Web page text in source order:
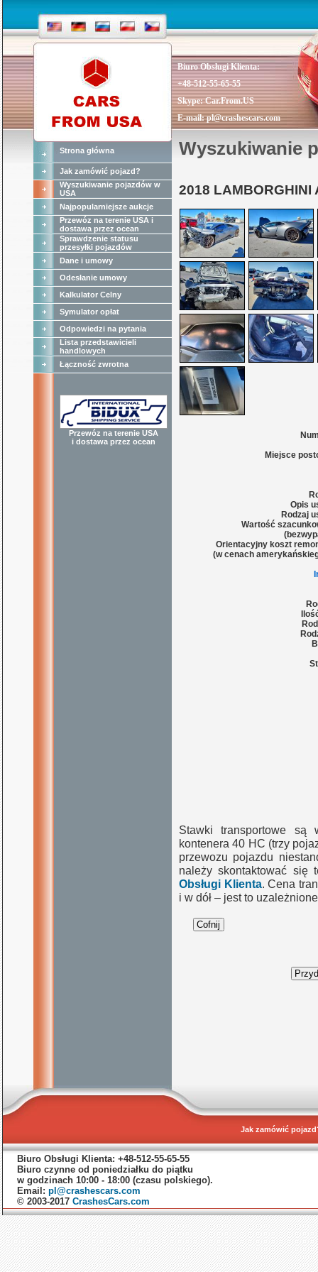
Biuro Obsługi Klienta:
+48-512-55-65-55
Skype:Car.From.US
E-mail:pl@crashescars.com
Strona główna
Jak zamówić pojazd?
Wyszukiwanie pojazdów w
USA
Najpopularniejsze aukcje
Przewóz na terenie USA i
dostawa przez ocean
Sprawdzenie statusu
przesyłki pojazdów
Dane i umowy
Odesłanie umowy
Kalkulator Celny
Symulator opłat
Odpowiedzi na pytania
Lista przedstawicieli
handlowych
Łączność zwrotna
Przewóz na terenie USA
i dostawa przez ocean
Wyszukiwanie
2018 LAMBORGHINI
Miejsce
Opis
Rodzaj
Wartość
Orientacyjny koszt
(w cenach
Stawki transportowe są
kontenera 40 HC (trzy
przewozu pojazdu
należy skontaktować
Obsługi Klienta. Cena
i w dół – jest to
Jak zamówić
Biuro Obsługi Klienta: +48-512-55-65-55
Biuro czynne od poniedziałku do piątku
w godzinach 10:00 - 18:00 (czasu polskiego).
Email: pl@crashescars.com
© 2003-2017 CrashesCars.com